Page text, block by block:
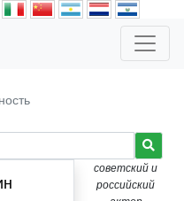
советский и
российский